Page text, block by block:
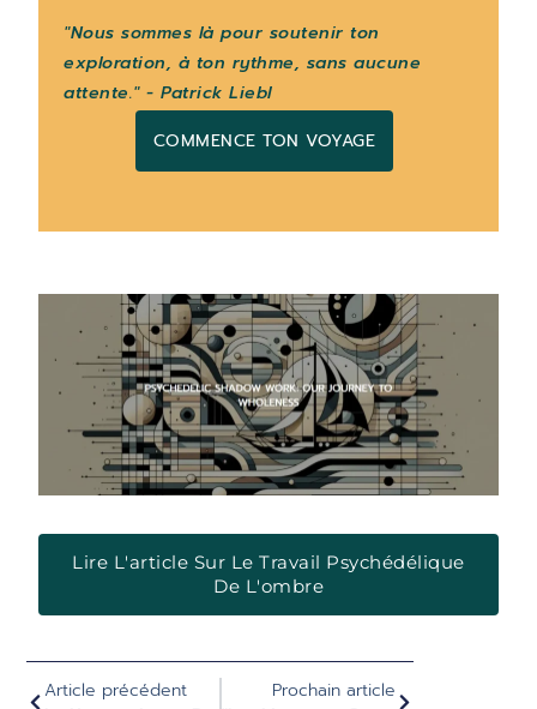
"Nous sommes là pour soutenir ton
exploration, à ton rythme, sans aucune
attente." - Patrick Liebl
COMMENCE TON VOYAGE
Lire L'article Sur Le Travail Psychédélique
De L'ombre
Article précédent
Prochain article